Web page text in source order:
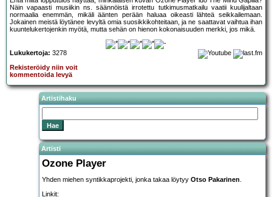
Näin vapaasti musiikin ns. säännöistä irrotettu tutkimusmatkailu vaatii kuulijaltaan
normaalia enemmän, mikäli äänten perään haluaa oikeasti lähteä seikkailemaan.
Jokainen meistä löytänee levyltä omia suosikkikohteitaan, ja ne saattavat vaihtua ihan
kuuntelukertojenkin myötä, mutta sehän on hienon kokonaisuuden merkki, jos mikä.
Lukukertoja: 3278
Rekisteröidy niin voit
kommentoida levyä
Artistihaku
Artisti
Ozone Player
Yhden miehen syntikkaprojekti, jonka takaa löytyy Otso Pakarinen
Linkit: